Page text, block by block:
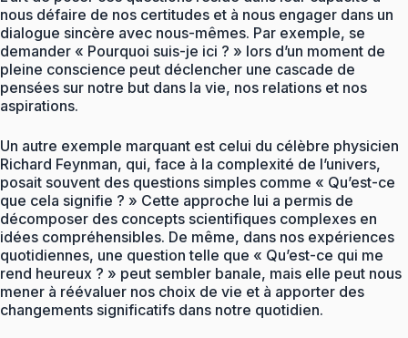
nous défaire de nos certitudes et à nous engager dans un
dialogue sincère avec nous-mêmes. Par exemple, se
demander « Pourquoi suis-je ici ? » lors d’un moment de
pleine conscience peut déclencher une cascade de
pensées sur notre but dans la vie, nos relations et nos
aspirations.
Un autre exemple marquant est celui du célèbre physicien
Richard Feynman, qui, face à la complexité de l’univers,
posait souvent des questions simples comme « Qu’est-ce
que cela signifie ? » Cette approche lui a permis de
décomposer des concepts scientifiques complexes en
idées compréhensibles. De même, dans nos expériences
quotidiennes, une question telle que « Qu’est-ce qui me
rend heureux ? » peut sembler banale, mais elle peut nous
mener à réévaluer nos choix de vie et à apporter des
changements significatifs dans notre quotidien.